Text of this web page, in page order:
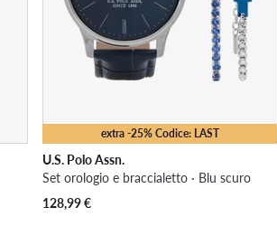
extra -25% Codice: LAST
U.S. Polo Assn.
Set orologio e braccialetto · Blu scuro
128,99€